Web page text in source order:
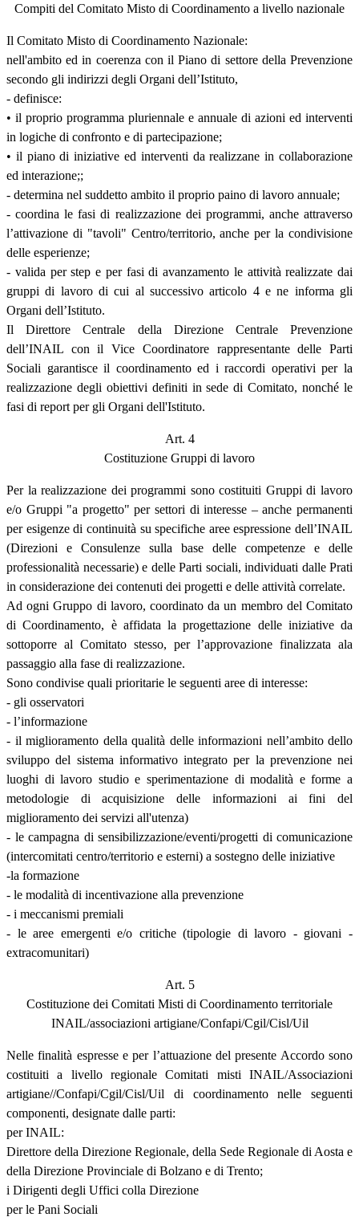
Compiti del Comitato Misto di Coordinamento a livello nazionale
Il Comitato Misto di Coordinamento Nazionale:
nell'ambito ed in coerenza con il Piano di settore della Prevenzione
secondo gli indirizzi degli Organi dell’Istituto,
- definisce:
• il proprio programma pluriennale e annuale di azioni ed interventi
in logiche di confronto e di partecipazione;
• il piano di iniziative ed interventi da realizzane in collaborazione
ed interazione;;
- determina nel suddetto ambito il proprio paino di lavoro annuale;
- coordina le fasi di realizzazione dei programmi, anche attraverso
l’attivazione di "tavoli" Centro/territorio, anche per la condivisione
delle esperienze;
- valida per step e per fasi di avanzamento le attività realizzate dai
gruppi di lavoro di cui al successivo articolo 4 e ne informa gli
Organi dell’Istituto.
Il Direttore Centrale della Direzione Centrale Prevenzione
dell’INAIL con il Vice Coordinatore rappresentante delle Parti
Sociali garantisce il coordinamento ed i raccordi operativi per la
realizzazione degli obiettivi definiti in sede di Comitato, nonché le
fasi di report per gli Organi dell'Istituto.
Art. 4
Costituzione Gruppi di lavoro
Per la realizzazione dei programmi sono costituiti Gruppi di lavoro
e/o Gruppi "a progetto" per settori di interesse – anche permanenti
per esigenze di continuità su specifiche aree espressione dell’INAIL
(Direzioni e Consulenze sulla base delle competenze e delle
professionalità necessarie) e delle Parti sociali, individuati dalle Prati
in considerazione dei contenuti dei progetti e delle attività correlate.
Ad ogni Gruppo di lavoro, coordinato da un membro del Comitato
di Coordinamento, è affidata la progettazione delle iniziative da
sottoporre al Comitato stesso, per l’approvazione finalizzata ala
passaggio alla fase di realizzazione.
Sono condivise quali prioritarie le seguenti aree di interesse:
- gli osservatori
- l’informazione
- il miglioramento della qualità delle informazioni nell’ambito dello
sviluppo del sistema informativo integrato per la prevenzione nei
luoghi di lavoro studio e sperimentazione di modalità e forme a
metodologie di acquisizione delle informazioni ai fini del
miglioramento dei servizi all'utenza)
- le campagna di sensibilizzazione/eventi/progetti di comunicazione
(intercomitati centro/territorio e esterni) a sostegno delle iniziative
-la formazione
- le modalità di incentivazione alla prevenzione
- i meccanismi premiali
- le aree emergenti e/o critiche (tipologie di lavoro - giovani -
extracomunitari)
Art. 5
Costituzione dei Comitati Misti di Coordinamento territoriale
INAIL/associazioni artigiane/Confapi/Cgil/Cisl/Uil
Nelle finalità espresse e per l’attuazione del presente Accordo sono
costituiti a livello regionale Comitati misti INAIL/Associazioni
artigiane//Confapi/Cgil/Cisl/Uil di coordinamento nelle seguenti
componenti, designate dalle parti:
per INAIL:
Direttore della Direzione Regionale, della Sede Regionale di Aosta e
della Direzione Provinciale di Bolzano e di Trento;
i Dirigenti degli Uffici colla Direzione
per le Pani Sociali